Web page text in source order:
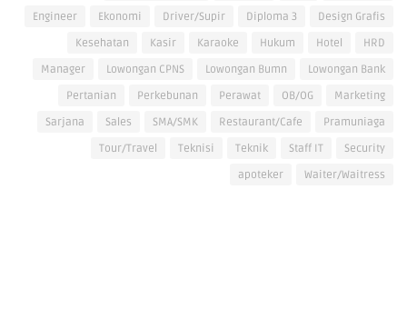
Design Grafis
Diploma 3
Driver/Supir
Ekonomi
Engineer
HRD
Hotel
Hukum
Karaoke
Kasir
Kesehatan
Lowongan Bank
Lowongan Bumn
Lowongan CPNS
Manager
Marketing
OB/OG
Perawat
Perkebunan
Pertanian
Pramuniaga
Restaurant/Cafe
SMA/SMK
Sales
Sarjana
Security
Staff IT
Teknik
Teknisi
Tour/Travel
Waiter/Waitress
apoteker